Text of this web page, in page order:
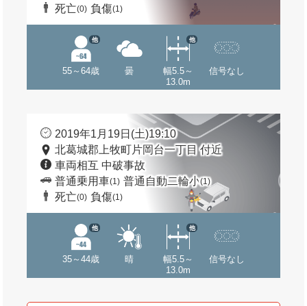
死亡(0) 負傷(1)
55～64歳
他
曇
幅5.5～
13.0m
他
信号なし
2019年1月19日(土)19:10
北葛城郡上牧町片岡台一丁目 付近
車両相互 中破事故
普通乗用車(1) 普通自動二輪小(1)
死亡(0) 負傷(1)
35～44歳
他
晴
幅5.5～
13.0m
他
信号なし